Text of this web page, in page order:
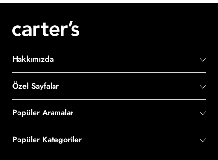
Hakkımızda
Özel Sayfalar
Popüler Aramalar
Popüler Kategoriler